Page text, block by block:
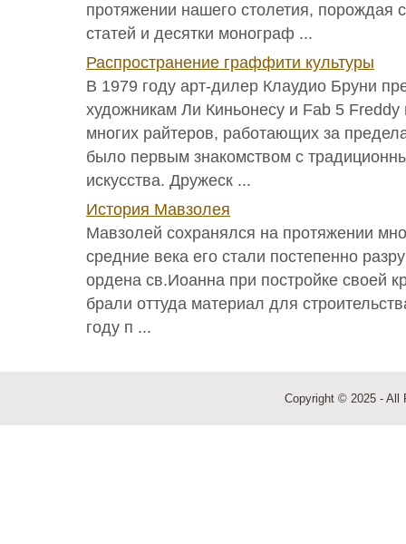
протяжении нашего столетия, порождая
статей и десятки монограф ...
Распространение граффити культуры
В 1979 году арт-дилер Клаудио Бруни
художникам Ли Киньонесу и Fab 5
многих райтеров, работающих за
было первым знакомством с
искусства. Дружеск ...
История Мавзолея
Мавзолей сохранялся на протяжении
средние века его стали постепенно
ордена св.Иоанна при постройке своей
брали оттуда материал для
году п ...
Copyright © 2025 - All